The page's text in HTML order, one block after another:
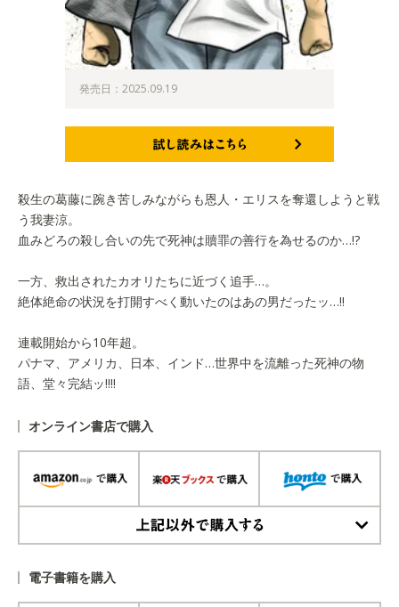
発売日：2025.09.19
殺生の葛藤に踠き苦しみながらも恩人・エリスを奪還しようと戦
う我妻涼。
血みどろの殺し合いの先で死神は贖罪の善行を為せるのか…!?
一方、救出されたカオリたちに近づく追手…。
絶体絶命の状況を打開すべく動いたのはあの男だったッ…!!
連載開始から10年超。
パナマ、アメリカ、日本、インド…世界中を流離った死神の物
語、堂々完結ッ!!!!
オンライン書店で購入
電子書籍を購入